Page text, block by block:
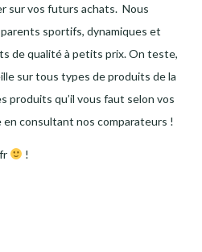
sur vos futurs achats. Nous
sportifs, dynamiques et
de qualité à petits prix. On teste,
sur tous types de produits de la
produits qu’il vous faut selon vos
consultant nos comparateurs !
!